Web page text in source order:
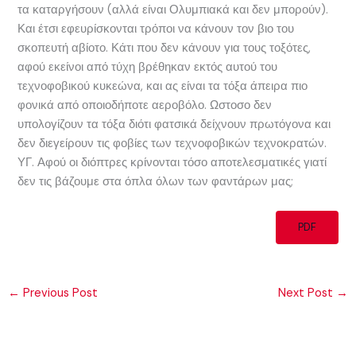
τα καταργήσουν (αλλά είναι Ολυμπιακά και δεν μπορούν).
Και έτσι εφευρίσκονται τρόποι να κάνουν τον βιο του
σκοπευτή αβίοτο. Κάτι που δεν κάνουν για τους τοξότες,
αφού εκείνοι από τύχη βρέθηκαν εκτός αυτού του
τεχνοφοβικού κυκεώνα, και ας είναι τα τόξα άπειρα πιο
φονικά από οποιοδήποτε αεροβόλο. Ωστοσο δεν
υπολογίζουν τα τόξα διότι φατσικά δείχνουν πρωτόγονα και
δεν διεγείρουν τις φοβίες των τεχνοφοβικών τεχνοκρατών.
ΥΓ. Αφού οι διόπτρες κρίνονται τόσο αποτελεσματικές γιατί
δεν τις βάζουμε στα όπλα όλων των φαντάρων μας;
PDF
← Previous Post Next Post →